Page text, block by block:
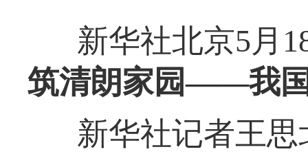
新华社北京5
筑清朗家园——我
新华社记者王